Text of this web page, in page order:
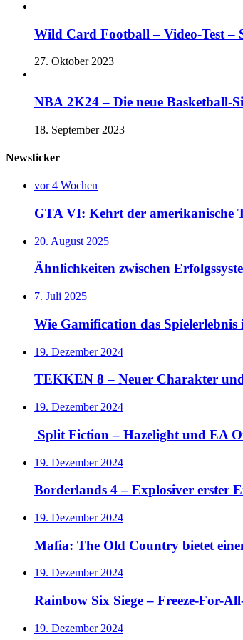
Wild Card Football – Video-Test
27. Oktober 2023
NBA 2K24 – Die neue Basketball-
18. September 2023
Newsticker
vor 4 Wochen
GTA VI: Kehrt der amerikanische
20. August 2025
Ähnlichkeiten zwischen
7. Juli 2025
Wie Gamification das
19. Dezember 2024
TEKKEN 8 – Neuer Charakter
19. Dezember 2024
Split Fiction – Hazelight und EA
19. Dezember 2024
Borderlands 4 – Explosiver erster
19. Dezember 2024
Mafia: The Old Country bietet
19. Dezember 2024
Rainbow Six Siege – Freeze-For-
19. Dezember 2024